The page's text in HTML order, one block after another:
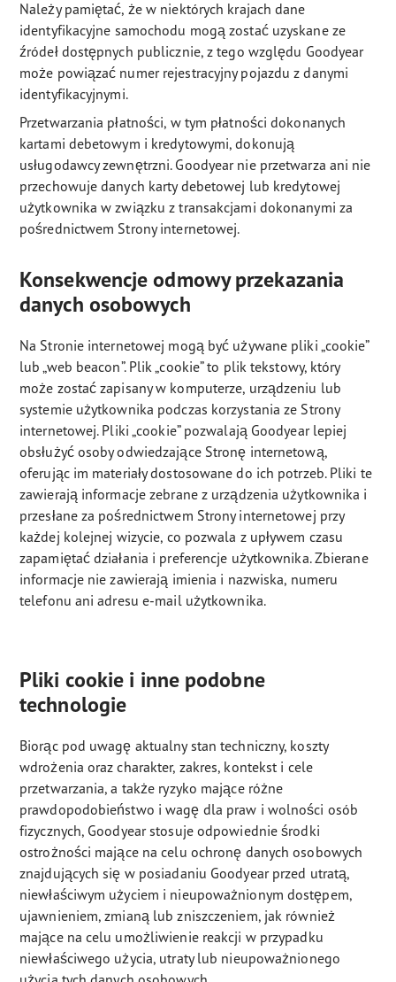
Należy pamiętać, że w niektórych krajach dane
identyfikacyjne samochodu mogą zostać uzyskane ze
źródeł dostępnych publicznie, z tego względu Goodyear
może powiązać numer rejestracyjny pojazdu z danymi
identyfikacyjnymi.
Przetwarzania płatności, w tym płatności dokonanych
kartami debetowym i kredytowymi, dokonują
usługodawcy zewnętrzni. Goodyear nie przetwarza ani nie
przechowuje danych karty debetowej lub kredytowej
użytkownika w związku z transakcjami dokonanymi za
pośrednictwem Strony internetowej.
Konsekwencje odmowy przekazania
danych osobowych
Na Stronie internetowej mogą być używane pliki „cookie”
lub „web beacon”. Plik „cookie” to plik tekstowy, który
może zostać zapisany w komputerze, urządzeniu lub
systemie użytkownika podczas korzystania ze Strony
internetowej. Pliki „cookie” pozwalają Goodyear lepiej
obsłużyć osoby odwiedzające Stronę internetową,
oferując im materiały dostosowane do ich potrzeb. Pliki te
zawierają informacje zebrane z urządzenia użytkownika i
przesłane za pośrednictwem Strony internetowej przy
każdej kolejnej wizycie, co pozwala z upływem czasu
zapamiętać działania i preferencje użytkownika. Zbierane
informacje nie zawierają imienia i nazwiska, numeru
telefonu ani adresu e-mail użytkownika.
Pliki cookie i inne podobne
technologie
Biorąc pod uwagę aktualny stan techniczny, koszty
wdrożenia oraz charakter, zakres, kontekst i cele
przetwarzania, a także ryzyko mające różne
prawdopodobieństwo i wagę dla praw i wolności osób
fizycznych, Goodyear stosuje odpowiednie środki
ostrożności mające na celu ochronę danych osobowych
znajdujących się w posiadaniu Goodyear przed utratą,
niewłaściwym użyciem i nieupoważnionym dostępem,
ujawnieniem, zmianą lub zniszczeniem, jak również
mające na celu umożliwienie reakcji w przypadku
niewłaściwego użycia, utraty lub nieupoważnionego